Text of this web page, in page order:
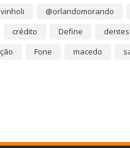
@orlandomorando
crédito Define
dentes
Fone macedo